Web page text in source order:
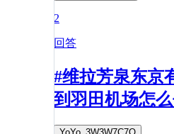
2
回答
#维拉芳泉东京
到羽田机场怎